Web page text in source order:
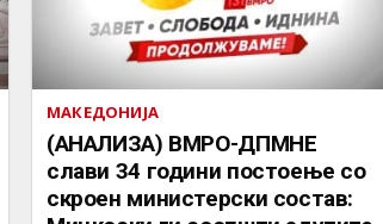
МАКЕДОНИЈА
(АНАЛИЗА) ВМРО-ДПМНЕ
слави 34 години постоење со
скроен министерски состав: